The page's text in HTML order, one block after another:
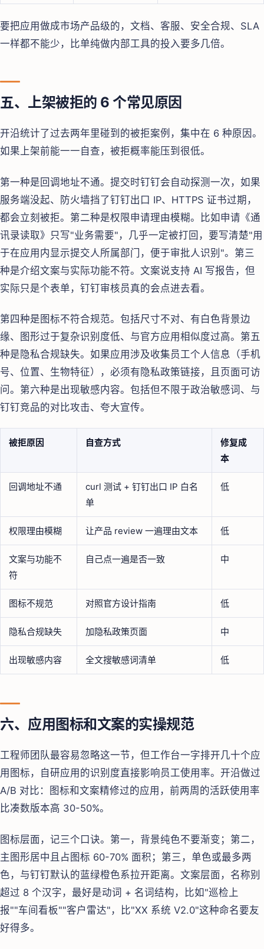
要把应用做成市场产品级的，文档、客服、安全合规、SLA
一样都不能少，比单纯做内部工具的投入要多几倍。
五、上架被拒的 6 个常见原因
开沿统计了过去两年里碰到的被拒案例，集中在 6 种原因。
如果上架前能一一自查，被拒概率能压到很低。
第一种是回调地址不通。提交时钉钉会自动探测一次，如果
服务端没起、防火墙挡了钉钉出口 IP、HTTPS 证书过期，
都会立刻被拒。第二种是权限申请理由模糊。比如申请《通
讯录读取》只写"业务需要"，几乎一定被打回，要写清楚"用
于在应用内显示提交人所属部门，便于审批人识别"。第三
种是介绍文案与实际功能不符。文案说支持 AI 写报告，但
实际只是个表单，钉钉审核员真的会点进去看。
第四种是图标不符合规范。包括尺寸不对、有白色背景边
缘、图形过于复杂识别度低、与官方应用相似度过高。第五
种是隐私合规缺失。如果应用涉及收集员工个人信息（手机
号、位置、生物特征），必须有隐私政策链接，且页面可访
问。第六种是出现敏感内容。包括但不限于政治敏感词、与
钉钉竞品的对比攻击、夸大宣传。
被拒原因 自查方式
修复成
本
回调地址不通
curl 测试 + 钉钉出口 IP 白名
单
低
权限理由模糊 让产品 review 一遍理由文本 低
文案与功能不
符
自己点一遍是否一致 中
图标不规范 对照官方设计指南 低
隐私合规缺失 加隐私政策页面 中
出现敏感内容 全文搜敏感词清单 低
六、应用图标和文案的实操规范
工程师团队最容易忽略这一节，但工作台一字排开几十个应
用图标，自研应用的识别度直接影响员工使用率。开沿做过
A/B 对比：图标和文案精修过的应用，前两周的活跃使用率
比凑数版本高 30-50%。
图标层面，记三个口诀。第一，背景纯色不要渐变；第二，
主图形居中且占图标 60-70% 面积；第三，单色或最多两
色，与钉钉默认的蓝绿橙色系拉开距离。文案层面，名称别
超过 8 个汉字，最好是动词 + 名词结构，比如"巡检上
报""车间看板""客户雷达"，比"XX 系统 V2.0"这种命名要友
好得多。